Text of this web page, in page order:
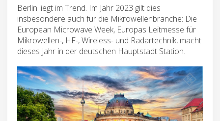
Berlin liegt im Trend. Im Jahr 2023 gilt dies
insbesondere auch für die Mikrowellenbranche: Die
European Microwave Week, Europas Leitmesse für
Mikrowellen-, HF-, Wireless- und Radartechnik, macht
dieses Jahr in der deutschen Hauptstadt Station.